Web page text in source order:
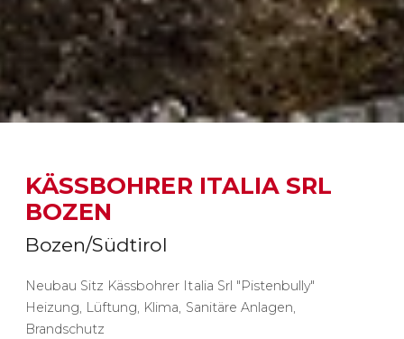
KÄSSBOHRER ITALIA SRL
BOZEN
Bozen/Südtirol
Neubau Sitz Kässbohrer Italia Srl "Pistenbully"
Heizung, Lüftung, Klima, Sanitäre Anlagen,
Brandschutz